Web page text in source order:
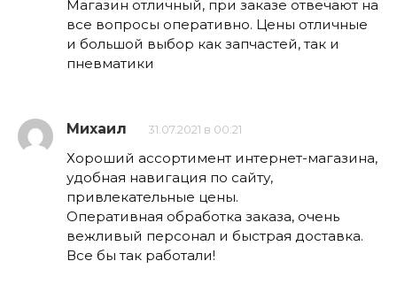
Магазин отличный, при заказе отвечают на
все вопросы оперативно. Цены отличные
и большой выбор как запчастей, так и
пневматики
Михаил 31.07.2021 в 00:21
Хороший ассортимент интернет-магазина,
удобная навигация по сайту,
привлекательные цены.
Оперативная обработка заказа, очень
вежливый персонал и быстрая доставка.
Все бы так работали!